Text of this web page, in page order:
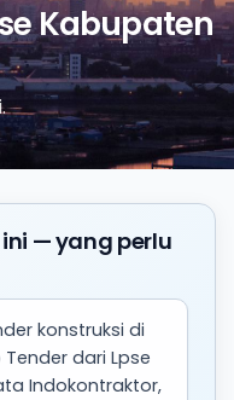
Kabupaten
— yang perlu
konstruksi di
dari Lpse
Indokontraktor,